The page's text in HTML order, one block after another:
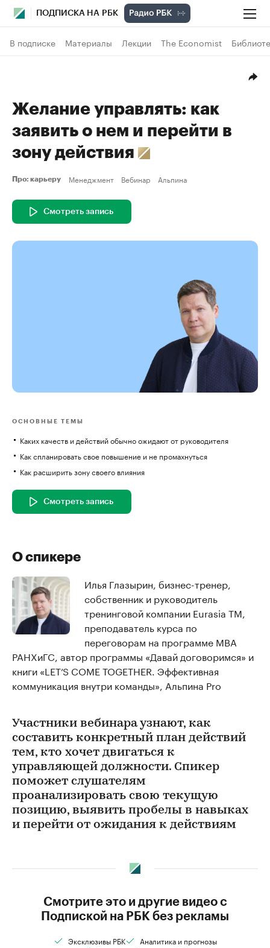
ПОДПИСКА НА РБК
В подписке Материалы Лекции The Economist
Желание управлять: как
заявить о нем и перейти в
зону действия
Про: карьеру Менеджмент Вебинар Альпина
Смотреть запись
ОСНОВНЫЕ ТЕМЫ
Каких качеств и действий обычно ожидают от руководителя
Как спланировать свое повышение и не промахнуться
Как расширить зону своего влияния
Смотреть запись
О спикере
Илья Глазырин, бизнес-тренер,
собственник и руководитель
тренинговой компании Eurasia TM,
преподаватель курса по
переговорам на программе MBA
РАНХиГС, автор программы «Давай договоримся» и
книги «LET’S COME TOGETHER. Эффективная
коммуникация внутри команды», Альпина Pro
Участники вебинара узнают, как
составить конкретный план действий
тем, кто хочет двигаться к
управляющей должности. Спикер
поможет слушателям
проанализировать свою текущую
позицию, выявить пробелы в навыках
и перейти от ожидания к действиям
Смотрите это и другие видео с
Подпиской на РБК без рекламы
Эксклюзивы РБК
Аналитика и прогнозы